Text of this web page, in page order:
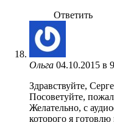
Ответить
Ольга 04.10.2015 в
Здравствуйте,
Посоветуйте,
Желательно, с
которого я